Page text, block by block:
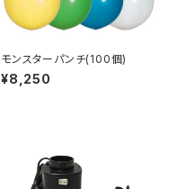
モンスターパンチ(100個)
¥8,250